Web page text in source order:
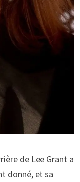
de Lee Grant a
donné, et sa